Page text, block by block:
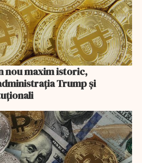
nou maxim istoric,
Trump și